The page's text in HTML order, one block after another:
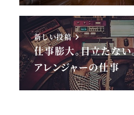
新しい投稿
仕事膨大。目立たない
アレンジャーの仕事